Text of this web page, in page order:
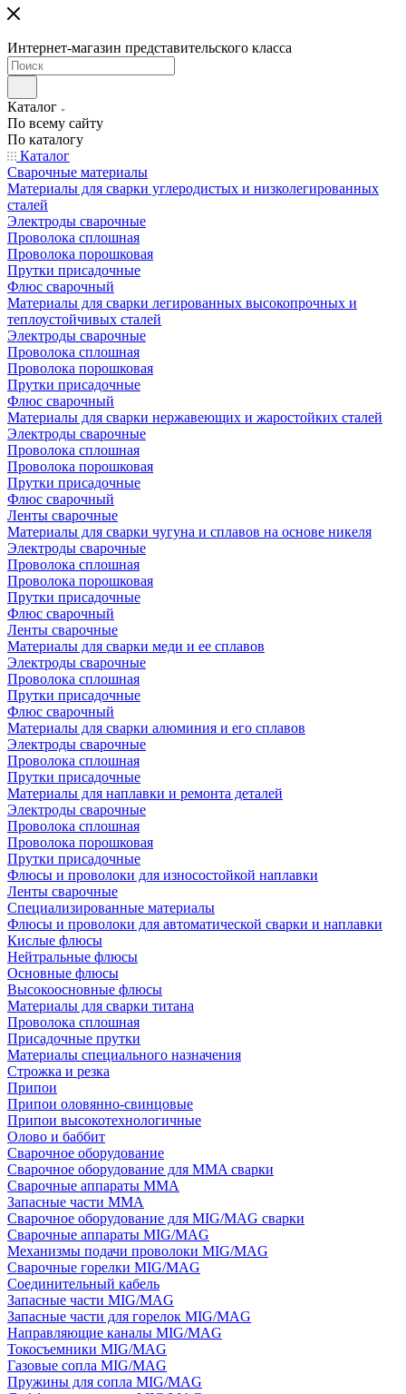
Интернет-магазин представительского класса
Каталог
По всему сайту
По каталогу
Каталог
Сварочные материалы
Материалы для сварки углеродистых и низколегированных
сталей
Электроды сварочные
Проволока сплошная
Проволока порошковая
Прутки присадочные
Флюс сварочный
Материалы для сварки легированных высокопрочных и
теплоустойчивых сталей
Электроды сварочные
Проволока сплошная
Проволока порошковая
Прутки присадочные
Флюс сварочный
Материалы для сварки нержавеющих и жаростойких сталей
Электроды сварочные
Проволока сплошная
Проволока порошковая
Прутки присадочные
Флюс сварочный
Ленты сварочные
Материалы для сварки чугуна и сплавов на основе никеля
Электроды сварочные
Проволока сплошная
Проволока порошковая
Прутки присадочные
Флюс сварочный
Ленты сварочные
Материалы для сварки меди и ее сплавов
Электроды сварочные
Проволока сплошная
Прутки присадочные
Флюс сварочный
Материалы для сварки алюминия и его сплавов
Электроды сварочные
Проволока сплошная
Прутки присадочные
Материалы для наплавки и ремонта деталей
Электроды сварочные
Проволока сплошная
Проволока порошковая
Прутки присадочные
Флюсы и проволоки для износостойкой наплавки
Ленты сварочные
Специализированные материалы
Флюсы и проволоки для автоматической сварки и наплавки
Кислые флюсы
Нейтральные флюсы
Основные флюсы
Высокоосновные флюсы
Материалы для сварки титана
Проволока сплошная
Присадочные прутки
Материалы специального назначения
Строжка и резка
Припои
Припои оловянно-свинцовые
Припои высокотехнологичные
Олово и баббит
Сварочное оборудование
Сварочное оборудование для MMA сварки
Сварочные аппараты MMA
Запасные части MMA
Сварочное оборудование для MIG/MAG сварки
Сварочные аппараты MIG/MAG
Механизмы подачи проволоки MIG/MAG
Сварочные горелки MIG/MAG
Соединительный кабель
Запасные части MIG/MAG
Запасные части для горелок MIG/MAG
Направляющие каналы MIG/MAG
Токосъемники MIG/MAG
Газовые сопла MIG/MAG
Пружины для сопла MIG/MAG